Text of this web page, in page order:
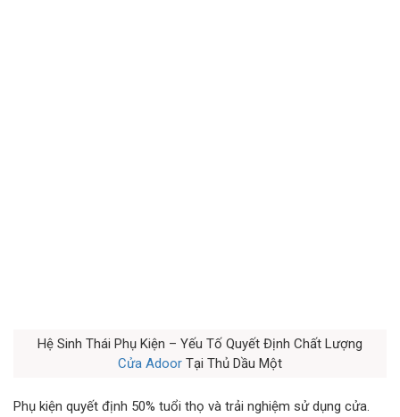
Hệ Sinh Thái Phụ Kiện – Yếu Tố Quyết Định Chất Lượng
Cửa Adoor Tại Thủ Dầu Một
Phụ kiện quyết định 50% tuổi thọ và trải nghiệm sử dụng cửa.